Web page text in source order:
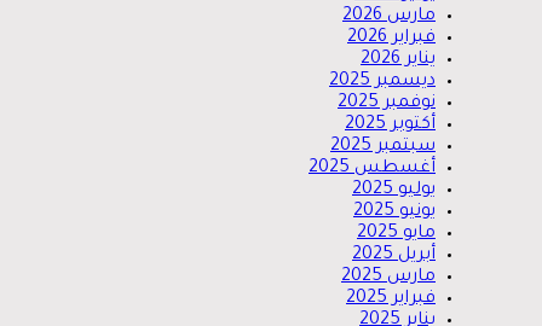
مارس 2026
فبراير 2026
يناير 2026
ديسمبر 2025
نوفمبر 2025
أكتوبر 2025
سبتمبر 2025
أغسطس 2025
يوليو 2025
يونيو 2025
مايو 2025
أبريل 2025
مارس 2025
فبراير 2025
يناير 2025